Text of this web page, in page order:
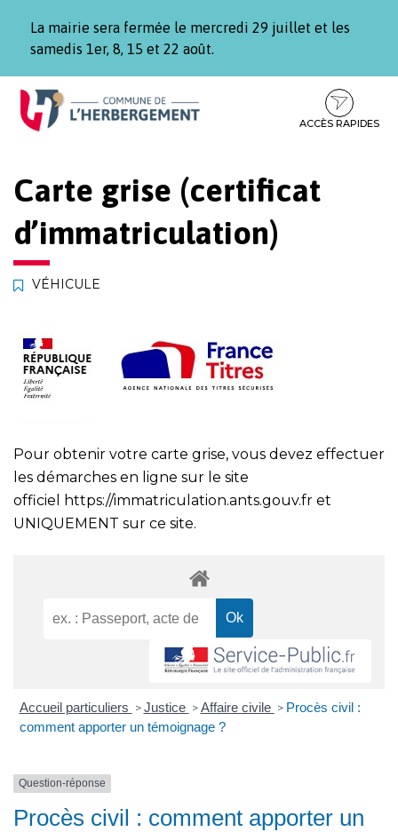
La mairie sera fermée le mercredi 29 juillet et les
samedis 1er, 8, 15 et 22 août.
Aller
Aller
contenu
Aller
pied
ACCÈS RAPIDES
Carte grise (certificat
d’immatriculation)
VÉHICULE
Pour obtenir votre carte grise, vous devez effectuer
les démarches en ligne sur le site
officiel
https://immatriculation.ants.gouv.fr et
UNIQUEMENT sur ce site.
Accueil particuliers > Justice > Affaire civile > Procès civil :
comment apporter un témoignage ?
Question-réponse
Procès civil : comment apporter un